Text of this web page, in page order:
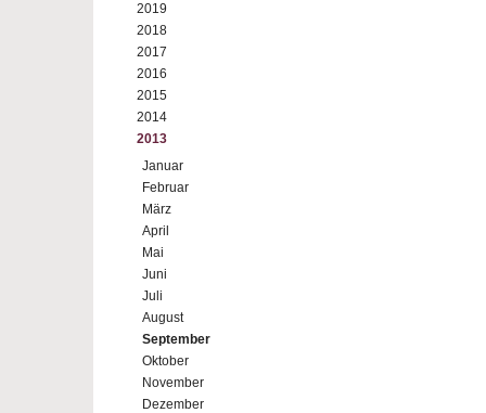
2019
2018
2017
2016
2015
2014
2013
Januar
Februar
März
April
Mai
Juni
Juli
August
September
Oktober
November
Dezember